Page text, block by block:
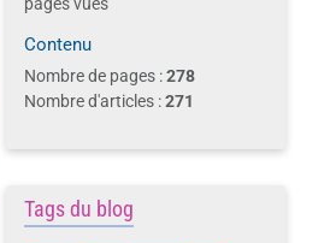
Contenu
Nombre de pages :278
Nombre d'articles :271
Tags du blog